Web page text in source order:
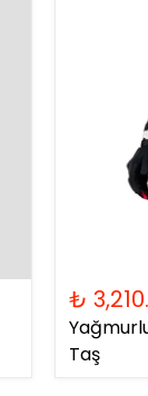
₺
Taş